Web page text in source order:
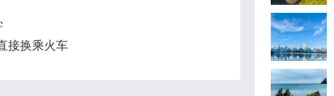
接换乘火车